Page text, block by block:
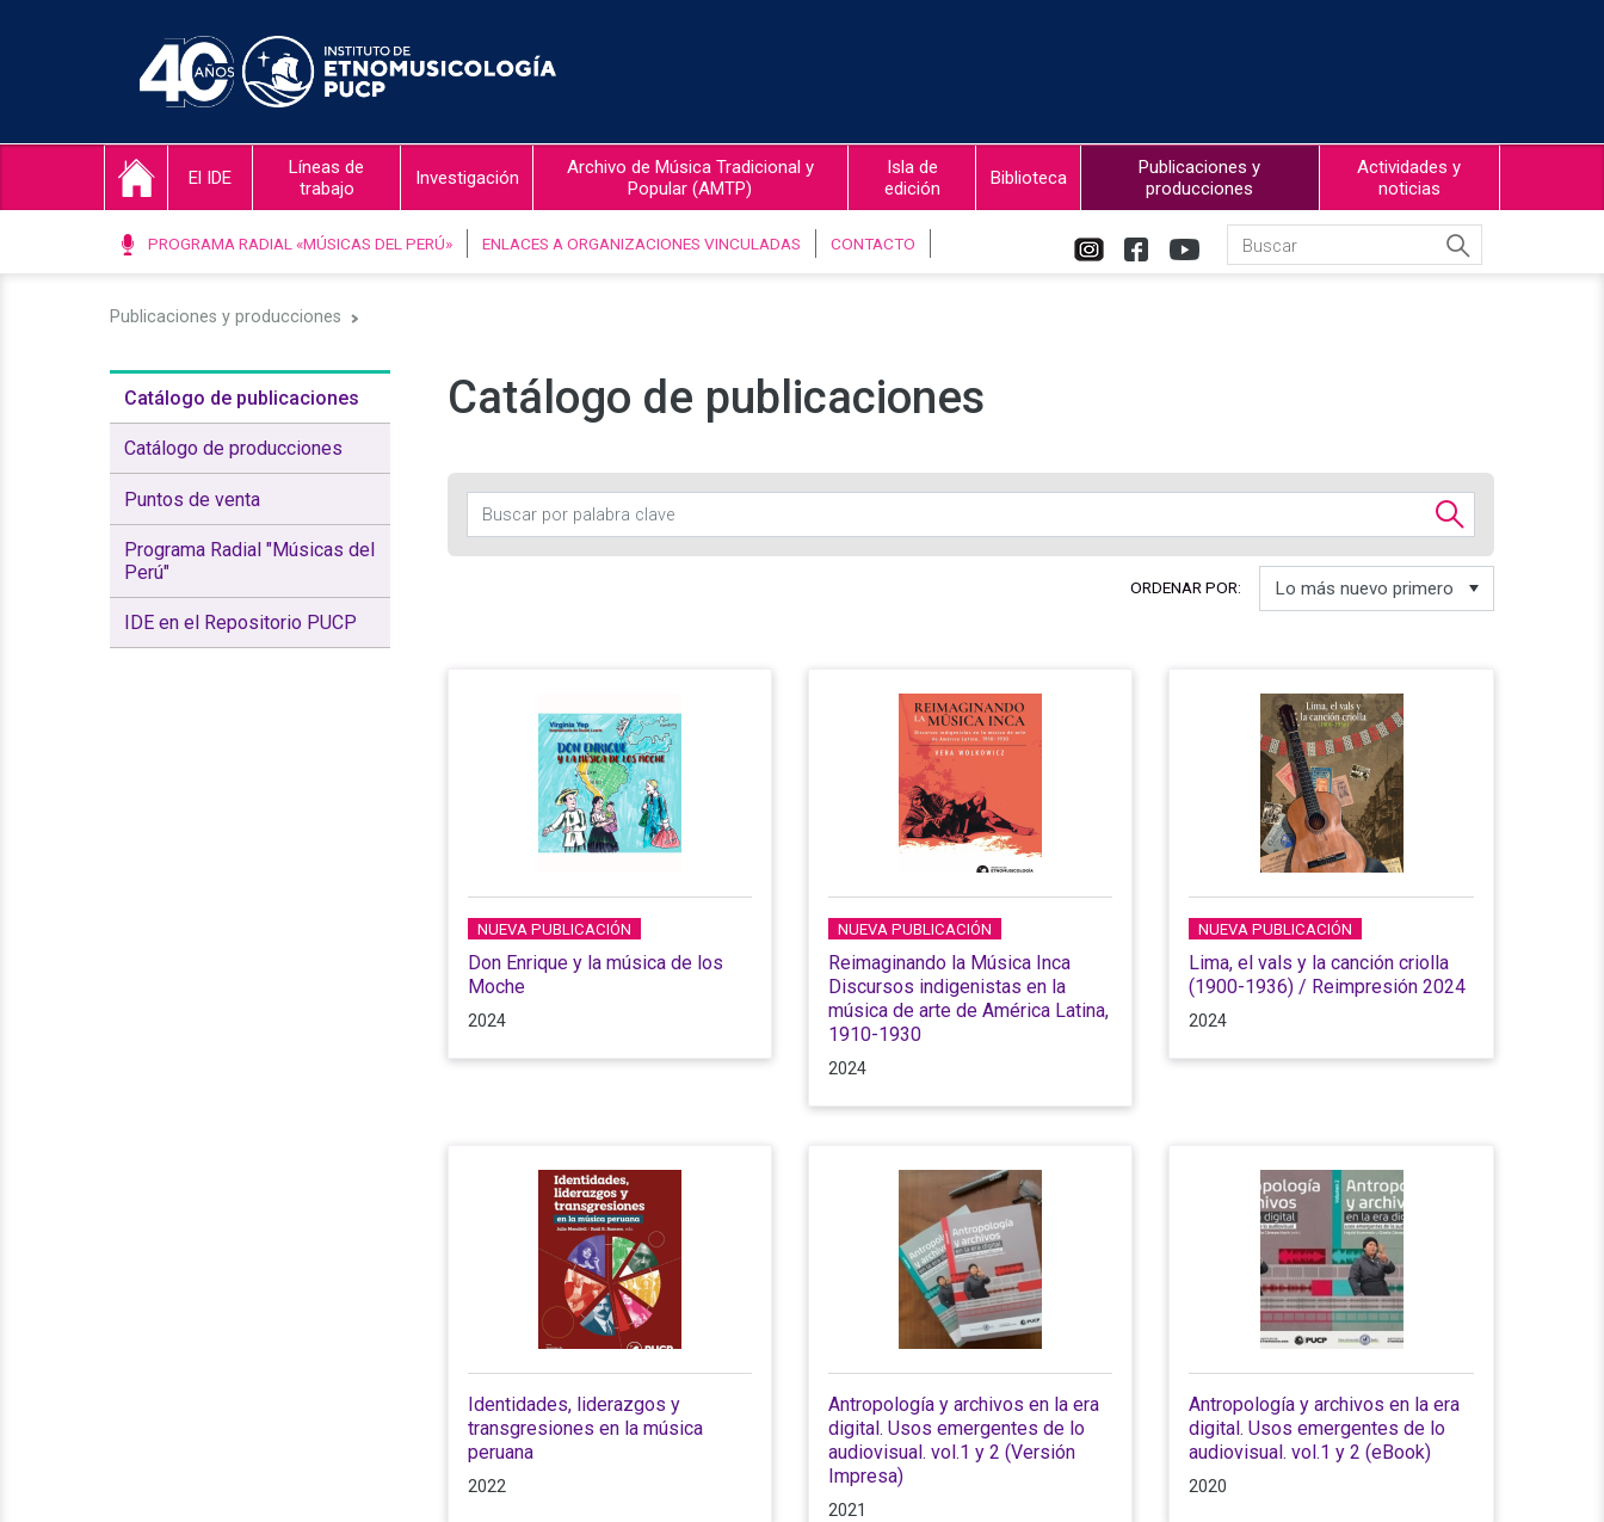
El IDE
Líneas de
trabajo
Investigación
Archivo de Música Tradicional y
Popular (AMTP)
Isla de
edición
Biblioteca
Publicaciones y
producciones
Actividades y
noticias
PROGRAMA RADIAL «MÚSICAS DEL PERÚ» ENLACES A ORGANIZACIONES VINCULADAS CONTACTO
Publicaciones y producciones
Catálogo de publicaciones
Catálogo de producciones
Puntos de venta
Programa Radial "Músicas del
Perú"
IDE en el Repositorio PUCP
Catálogo de publicaciones
ORDENAR POR:
NUEVA PUBLICACIÓN
Don Enrique y la música de los
Moche
2024
NUEVA PUBLICACIÓN
Reimaginando la Música Inca
Discursos indigenistas en la
música de arte de América Latina,
1910-1930
2024
NUEVA PUBLICACIÓN
Lima, el vals y la canción criolla
(1900-1936) / Reimpresión 2024
2024
Identidades, liderazgos y
transgresiones en la música
peruana
2022
Antropología y archivos en la era
digital. Usos emergentes de lo
audiovisual. vol.1 y 2 (Versión
Impresa)
2021
Antropología y archivos en la era
digital. Usos emergentes de lo
audiovisual. vol.1 y 2 (eBook)
2020